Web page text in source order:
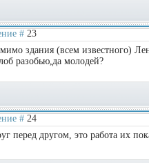
# 23
мимо здания (всем известного)
разобью,да молодей?
# 24
перед другом, это работа их